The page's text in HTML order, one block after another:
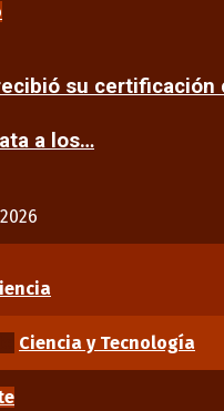
su certificación
a los…
Ciencia y Tecnología